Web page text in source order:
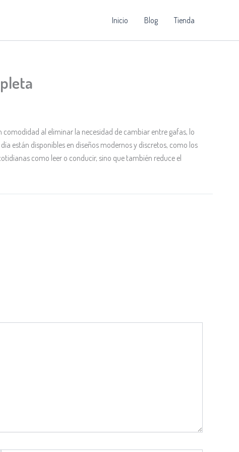
Inicio Blog Tienda
comodidad al eliminar la necesidad de cambiar entre gafas, lo
están disponibles en diseños modernos y discretos, como los
como leer o conducir, sino que también reduce el